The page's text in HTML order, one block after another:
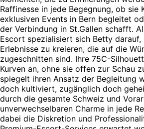
Raffinesse in jede Begegnung, ob sie
exklusiven Events in Bern begleitet
der Verbindung in St.Gallen schafft.
Escort spezialisiert sich Betty
Erlebnisse zu kreieren, die auf die
zugeschnitten sind. Ihre 75C-
Kurven an, ohne sie offen zur Schau
spiegelt ihren Ansatz der Begleitung
doch kultiviert, zugänglich doch
durch die gesamte Schweiz und
unverwechselbaren Charme in jede
dabei die Diskretion und